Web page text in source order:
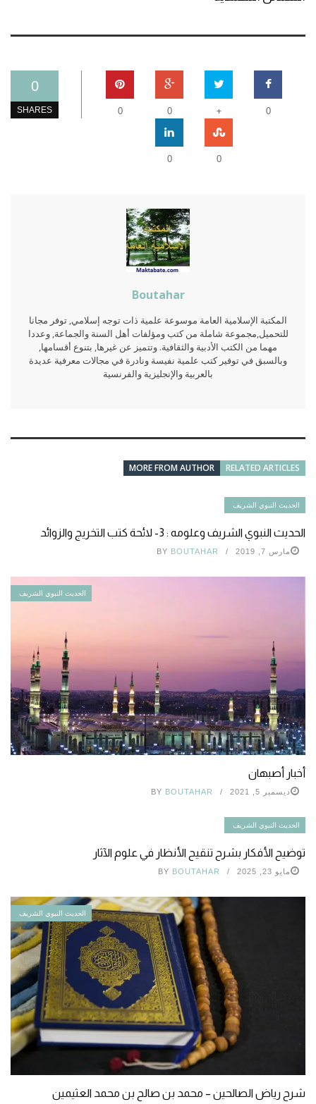
0
SHARES 0
+
0
0
0
0
Boutahar
المكتبة الإسلامية العامة موسوعة علمية ذات توجه إسلامي, توفر مجانا
للتحميل,مجموعة شاملة من كتب ومؤلفات أهل السنة والجماعة, وعددا
مهما من الكتب الأدبية والثقافية. وتتميز عن غيرها, بتنوع أقسامها,
وبالسبق في توفير كتب علمية نفيسة ونادرة في مجالات معرفية عديدة
بالعربية والإنجليزية والفرنسية
RELATED ARTICLES
MORE FROM AUTHOR
الحديث النبوي الشريف
الحديث النبوي الشريف وعلومه : 3- لائحة كتب التخريج والزوائد
مارس 7, 2019 BY BOUTAHAR
الحديث النبوي الشريف
أخبار أصبهان
ديسمبر 5, 2021 BY BOUTAHAR
الحديث النبوي الشريف
توضيح الأفكار بشرح تنقيح الأنظار في علوم الآثار
مايو 23, 2025 BY BOUTAHAR
الحديث النبوي الشريف
شرح رياض الصالحين – محمد بن صالح بن محمد العثيمين